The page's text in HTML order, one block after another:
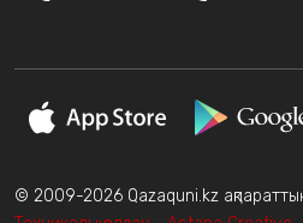
© 2009-2026 Qazaquni.kz ақпараттық